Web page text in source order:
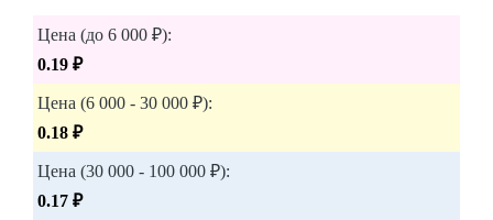
Цена (до 6 000 ₽):
0.19 ₽
Цена (6 000 - 30 000 ₽):
0.18 ₽
Цена (30 000 - 100 000 ₽):
0.17 ₽